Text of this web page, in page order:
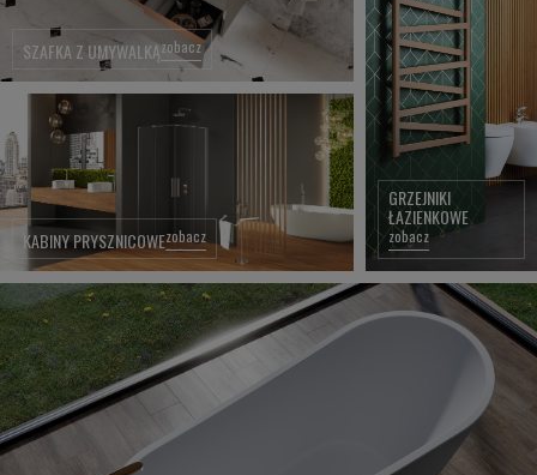
GRZEJNIKI
ŁAZIENKOWE
zobacz
SZAFKA Z UMYWALKĄzobacz
KABINY PRYSZNICOWEzobacz